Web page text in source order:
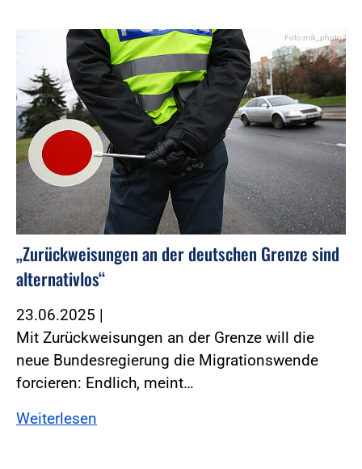
Foto:mik_photo
„Zurückweisungen an der deutschen Grenze sind
alternativlos“
23.06.2025 |
Mit Zurückweisungen an der Grenze will die
neue Bundesregierung die Migrationswende
forcieren: Endlich, meint…
Weiterlesen